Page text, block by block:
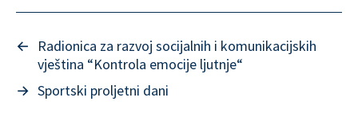
←
Radionica za razvoj socijalnih i komunikacijskih
vještina “Kontrola emocije ljutnje“
→ Sportski proljetni dani